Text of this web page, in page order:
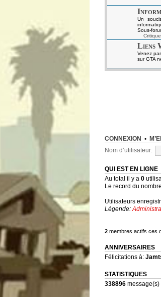
Un
Sous-
Liens
Venez
sur GTA
CONNEXION •
Nom d’utilisateur:
QUI EST EN LIGNE
Au total il y a 0
Le record du
Utilisateurs
Légende:
2 membres actifs ces
ANNIVERSAIRES
Félicitations à:
STATISTIQUES
338896 message(s)